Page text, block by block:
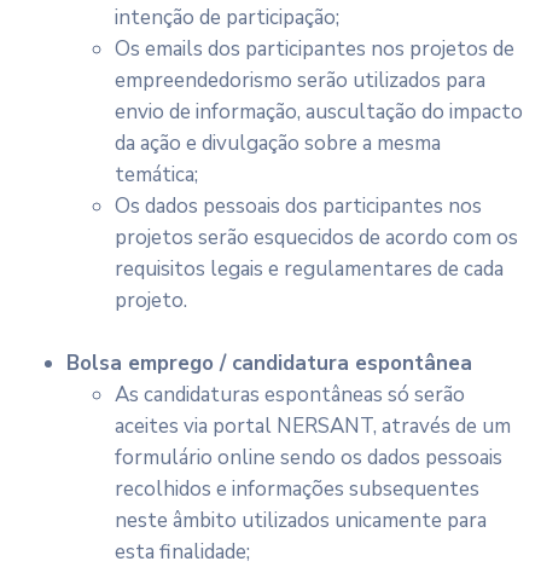
intenção de participação;
Os emails dos participantes nos projetos de
empreendedorismo serão utilizados para
envio de informação, auscultação do impacto
da ação e divulgação sobre a mesma
temática;
Os dados pessoais dos participantes nos
projetos serão esquecidos de acordo com os
requisitos legais e regulamentares de cada
projeto.
Bolsa emprego / candidatura espontânea
As candidaturas espontâneas só serão
aceites via portal NERSANT, através de um
formulário online sendo os dados pessoais
recolhidos e informações subsequentes
neste âmbito utilizados unicamente para
esta finalidade;